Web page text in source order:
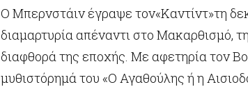
O Μπερνστάιν έγραψε τον«Καντίντ»τη
διαμαρτυρία απέναντι στο Μακαρθισμό,
διαφθορά της εποχής. Με αφετηρία τον
μυθιστόρημά του «Ο Αγαθούλης ή η